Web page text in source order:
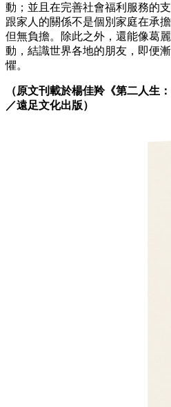
動；並且在完善社會福利服務的
跟家人的關係不是個別家庭在承
但無負擔。除此之外，還能像葛
動，結識世界各地的朋友，即便
懼。
（原文刊載於楊佳羚《第二人生
／遠足文化出版）